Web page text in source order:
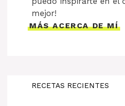
mejor!
MÁS ACERCA DE MÍ
RECETAS RECIENTES